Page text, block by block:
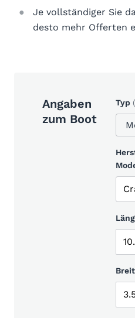
Je vollständiger Sie
desto mehr Offerten
Angaben
zum Boot
Typ